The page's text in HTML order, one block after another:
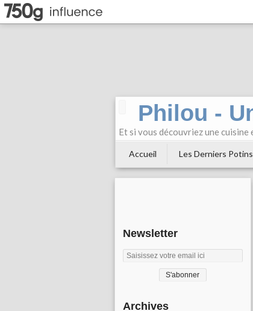
Philou -
Et si vous découvriez une
Accueil Les Derniers Potins
Newsletter
Archives